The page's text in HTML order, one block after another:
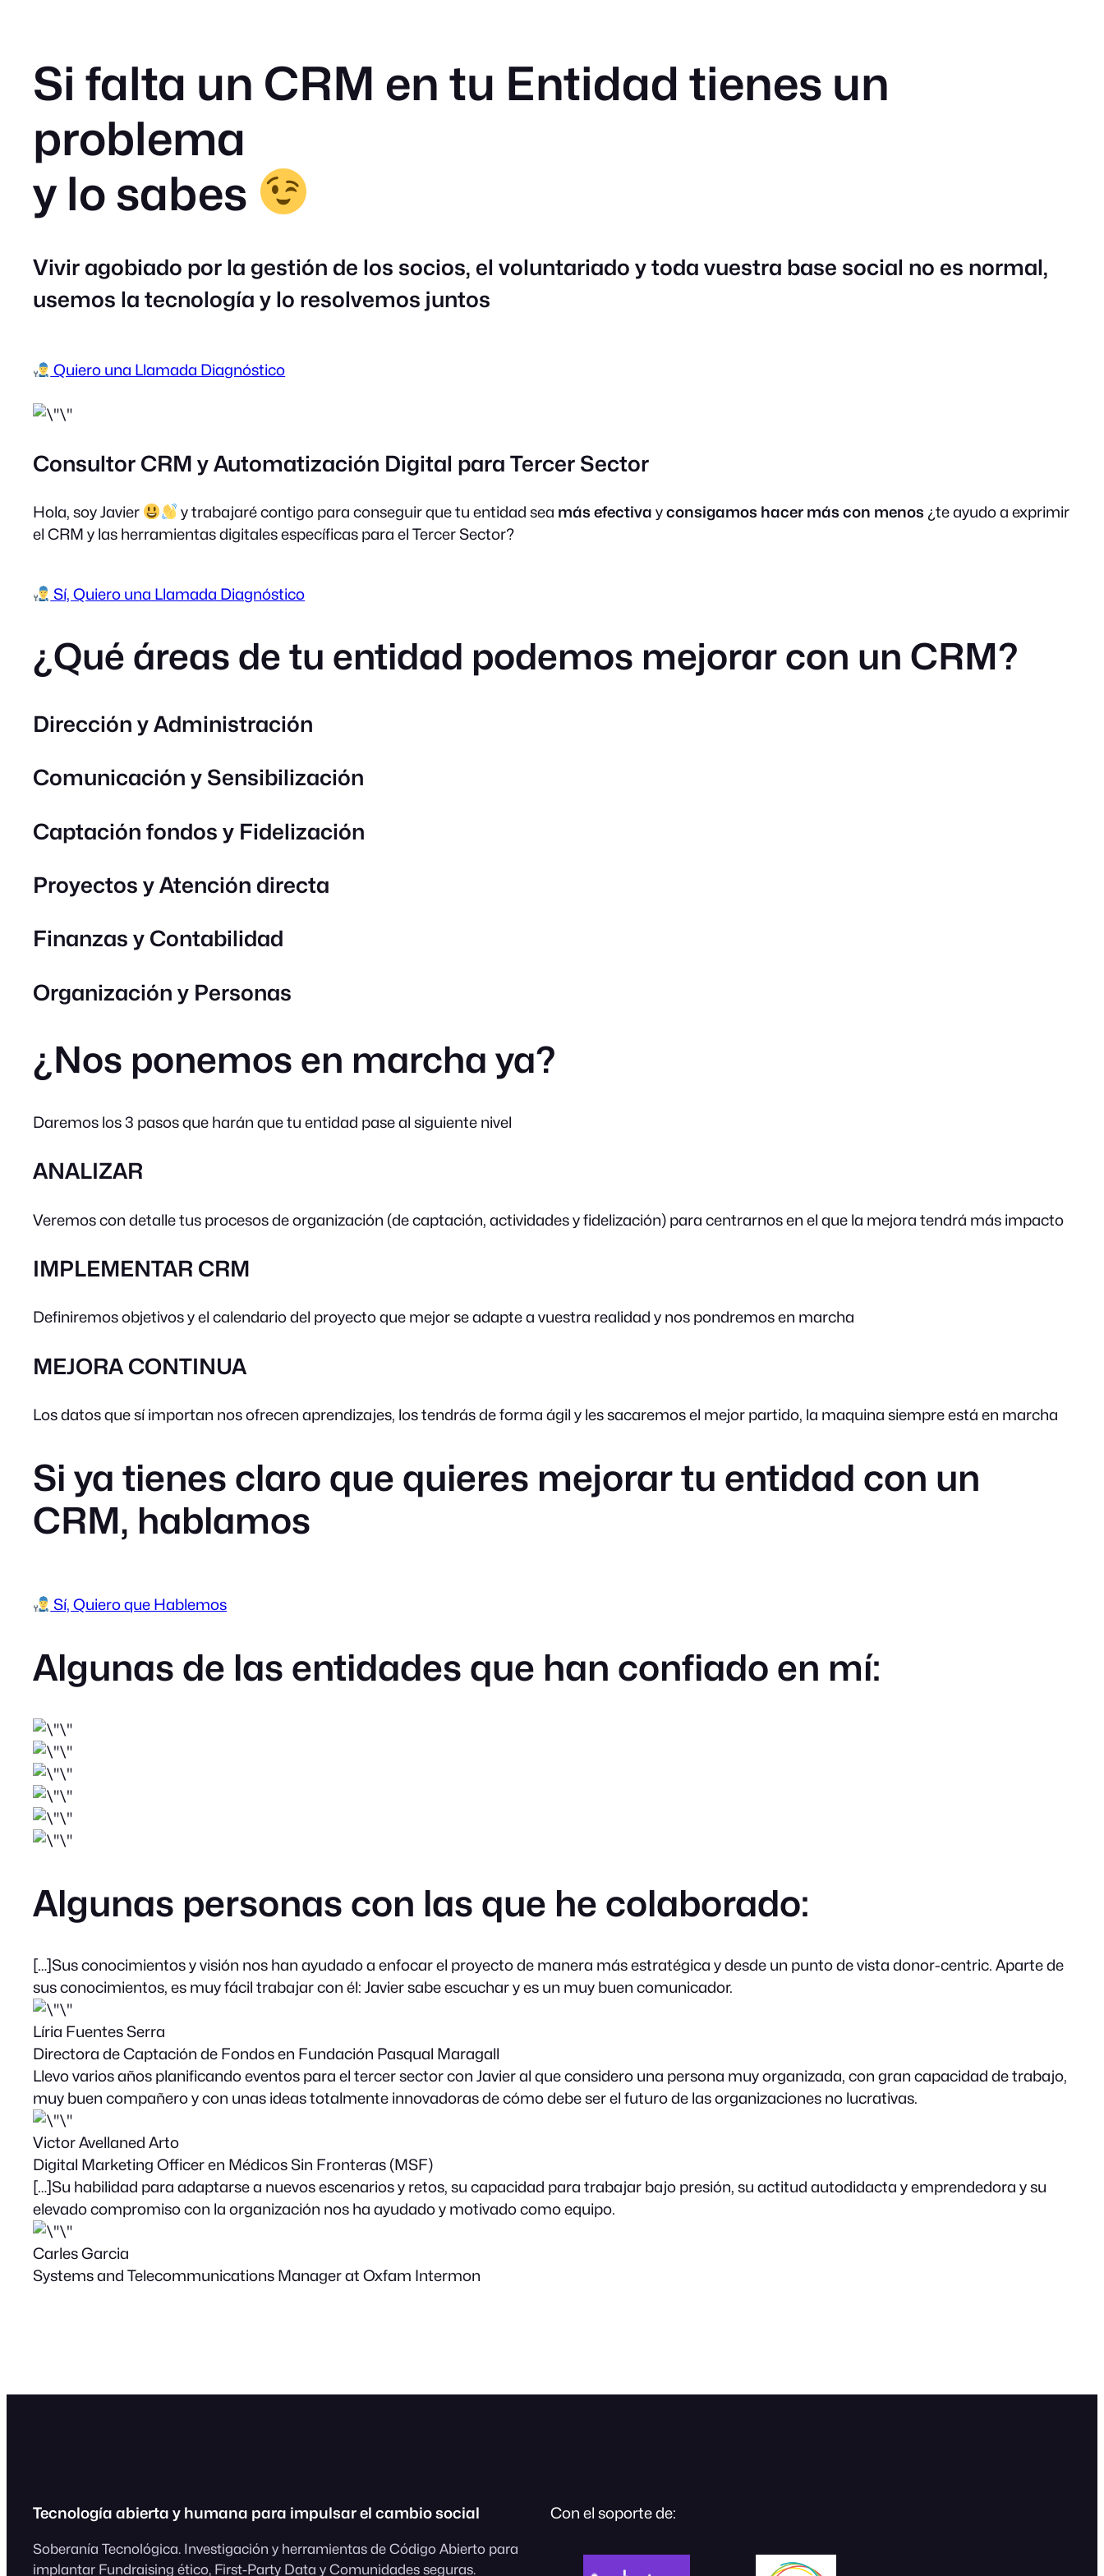
Si falta un CRM en tu Entidad tienes un
problema
y lo sabes
Vivir agobiado por la gestión de los socios, el voluntariado y toda vuestra base social no es normal,
usemos la tecnología y lo resolvemos juntos
Quiero una Llamada Diagnóstico
Consultor CRM y Automatización Digital para Tercer Sector
Hola, soy Javier y trabajaré contigo para conseguir que tu entidad sea más efectiva yconsigamos hacer más con menos ¿te ayudo a exprimir
el CRM y las herramientas digitales específicas para el Tercer Sector?
Sí, Quiero una Llamada Diagnóstico
¿Qué áreas de tu entidad podemos mejorar con un CRM?
Dirección y Administración
Comunicación y Sensibilización
Captación fondos y Fidelización
Proyectos y Atención directa
Finanzas y Contabilidad
Organización y Personas
¿Nos ponemos en marcha ya?
Daremos los 3 pasos que harán que tu entidad pase al siguiente nivel
ANALIZAR
Veremos con detalle tus procesos de organización (de captación, actividades y fidelización) para centrarnos en el que la mejora tendrá más impacto
IMPLEMENTAR CRM
Definiremos objetivos y el calendario del proyecto que mejor se adapte a vuestra realidad y nos pondremos en marcha
MEJORA CONTINUA
Los datos que sí importan nos ofrecen aprendizajes, los tendrás de forma ágil y les sacaremos el mejor partido, la maquina siempre está en marcha
Si ya tienes claro que quieres mejorar tu entidad con un
CRM, hablamos
Sí, Quiero que Hablemos
Algunas de las entidades que han confiado en mí:
Algunas personas con las que he colaborado:
[…]Sus conocimientos y visión nos han ayudado a enfocar el proyecto de manera más estratégica y desde un punto de vista donor-centric. Aparte de
sus conocimientos, es muy fácil trabajar con él: Javier sabe escuchar y es un muy buen comunicador.
Líria Fuentes Serra
Directora de Captación de Fondos en Fundación Pasqual Maragall
Llevo varios años planificando eventos para el tercer sector con Javier al que considero una persona muy organizada, con gran capacidad de trabajo,
muy buen compañero y con unas ideas totalmente innovadoras de cómo debe ser el futuro de las organizaciones no lucrativas.
Victor Avellaned Arto
Digital Marketing Officer en Médicos Sin Fronteras (MSF)
[…]Su habilidad para adaptarse a nuevos escenarios y retos, su capacidad para trabajar bajo presión, su actitud autodidacta y emprendedora y su
elevado compromiso con la organización nos ha ayudado y motivado como equipo.
Carles Garcia
Systems and Telecommunications Manager at Oxfam Intermon
Tecnología abierta y humana para impulsar el cambio social
Soberanía Tecnológica. Investigación y herramientas de Código Abierto para
implantar Fundraising ético, First-Party Data y Comunidades seguras.
Con el soporte de: